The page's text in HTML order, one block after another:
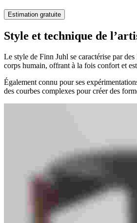
Estimation gratuite
Style et technique de
Le style de Finn Juhl se caractérise par
corps humain, offrant à la fois confort et
Également connu pour ses
des courbes complexes pour créer des